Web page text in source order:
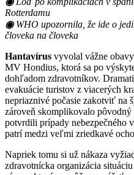
Rotterdamu
◉ WHO upozornila, že ide o
človeka na človeka
Hantavírus vyvolal vážne
MV Hondius, ktorá sa po
dohľadom zdravotníkov.
evakuácie turistov z viacerých
nepriaznivé počasie zakotviť na
zároveň skomplikovalo
potvrdili prípady nebezpečného
patrí medzi veľmi zriedkavé
Napriek tomu si už nákaza
zdravotnícka organizácia